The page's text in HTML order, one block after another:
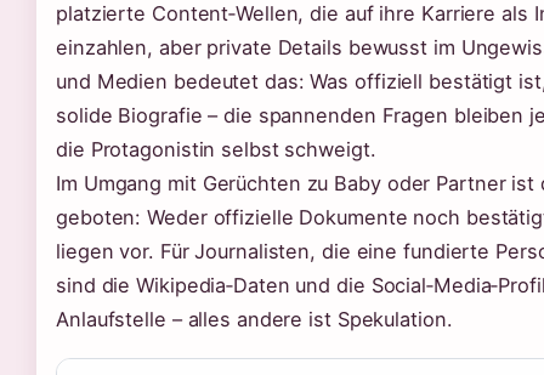
platzierte Content‑Wellen, die auf ihre Karriere als
einzahlen, aber private Details bewusst im
und Medien bedeutet das: Was offiziell bestätigt
solide Biografie – die spannenden Fragen bleiben
die Protagonistin selbst schweigt.
Im Umgang mit Gerüchten zu Baby oder Partner ist
geboten: Weder offizielle Dokumente noch
liegen vor. Für Journalisten, die eine fundierte
sind die Wikipedia‑Daten und die
Anlaufstelle – alles andere ist Spekulation.